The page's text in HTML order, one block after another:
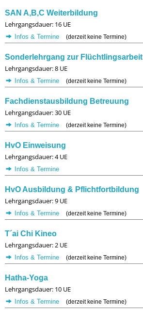
SAN A,B,C Weiterbildung
Lehrgangsdauer: 16 UE
Infos & Termine (derzeit keine Termine)
Sonderlehrgang zur Flüchtlingsarbeit
Lehrgangsdauer: 8 UE
Infos & Termine (derzeit keine Termine)
Fachdienstausbildung Betreuung
Lehrgangsdauer: 30 UE
Infos & Termine (derzeit keine Termine)
HvO Einweisung
Lehrgangsdauer: 4 UE
Infos & Termine
HvO Ausbildung & Pflichtfortbildung
Lehrgangsdauer: 9 UE
Infos & Termine (derzeit keine Termine)
T´ai Chi Kineo
Lehrgangsdauer: 2 UE
Infos & Termine (derzeit keine Termine)
Hatha-Yoga
Lehrgangsdauer: 10 UE
Infos & Termine (derzeit keine Termine)